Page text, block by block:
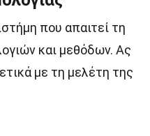
που απαιτεί τη
και μεθόδων. Ας
με τη μελέτη της